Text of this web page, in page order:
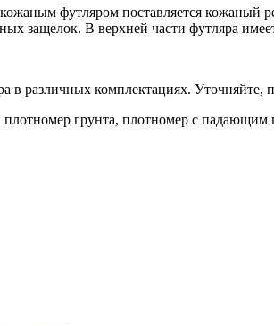
футляром поставляется кожаный
защелок. В верхней части футляра
в различных комплектациях.
грунта, плотномер с